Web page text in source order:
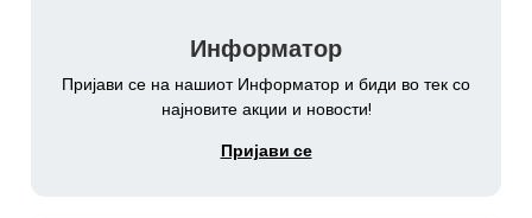
Информатор
Пријави се на нашиот Информатор и биди во тек со
најновите акции и новости!
Пријави се